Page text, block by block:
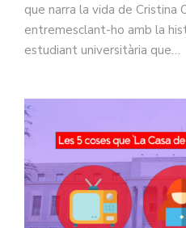
que narra la vida de Cristina
entremesclant-ho amb la
estudiant universitària que…